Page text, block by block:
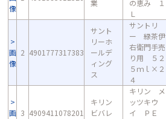
像
業
の恵み １
Ｌ
画
像
2 4901777317383
サント
リーホ
ールデ
ィング
ス
サントリ
ー 緑茶伊
右衛門手売
り用 ５２
５ｍｌ×２
４
画 3 4909411078201
キリン
ビバレ
キリン メ
ッツキウ
イ ＰＥ